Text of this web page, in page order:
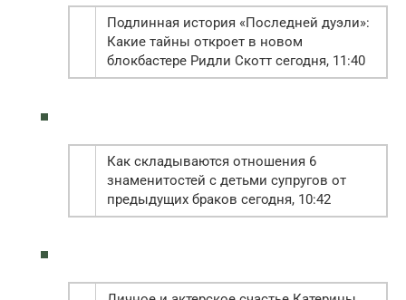
Подлинная история «Последней дуэли»:
Какие тайны откроет в новом
блокбастере Ридли Скотт сегодня, 11:40
Как складываются отношения 6
знаменитостей с детьми супругов от
предыдущих браков сегодня, 10:42